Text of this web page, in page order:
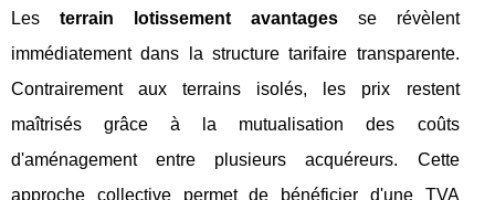
Les terrain lotissement avantagesse révèlent
immédiatement dans la structure tarifaire transparente.
Contrairement aux terrains isolés, les prix restent
maîtrisés grâce à la mutualisation des coûts
d'aménagement entre plusieurs acquéreurs. Cette
approche collective permet de bénéficier d'une TVA